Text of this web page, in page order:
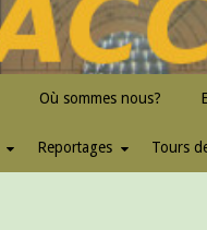
Où sommes nous?
Reportages Tours